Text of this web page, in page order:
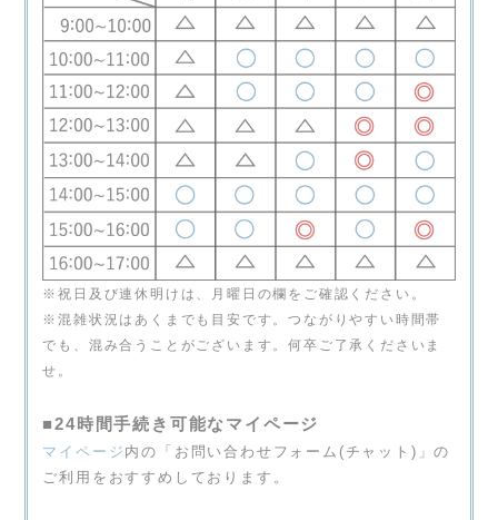
※祝日及び連休明けは、月曜日の欄をご確認ください。
※混雑状況はあくまでも目安です。つながりやすい時間帯
でも、混み合うことがございます。何卒ご了承くださいま
せ。
■24時間手続き可能なマイページ
マイページ 内の「お問い合わせフォーム(チャット)」の
ご利用をおすすめしております。